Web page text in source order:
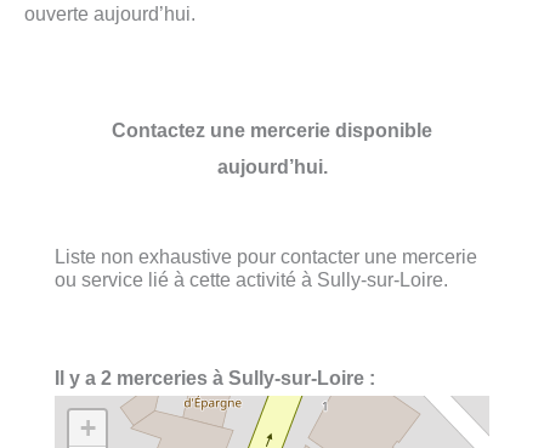
ouverte aujourd’hui.
Contactez une mercerie disponible
aujourd’hui.
Liste non exhaustive pour contacter une mercerie
ou service lié à cette activité à Sully-sur-Loire.
Il y a 2 merceries à Sully-sur-Loire :
+